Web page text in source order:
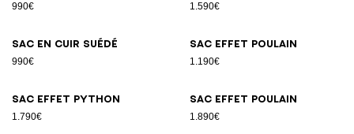
990€ 1.590€
Sac en cuir suédé
990€
Sac effet poulain
1.190€
Sac effet python
1.790€
Sac effet poulain
1.890€